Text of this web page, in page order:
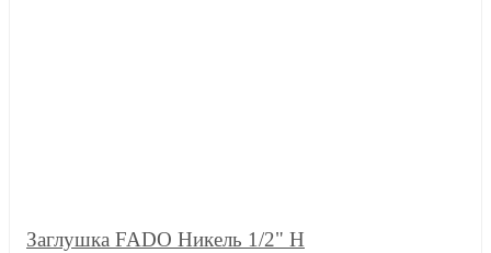
Заглушка FADO Никель 1/2" H